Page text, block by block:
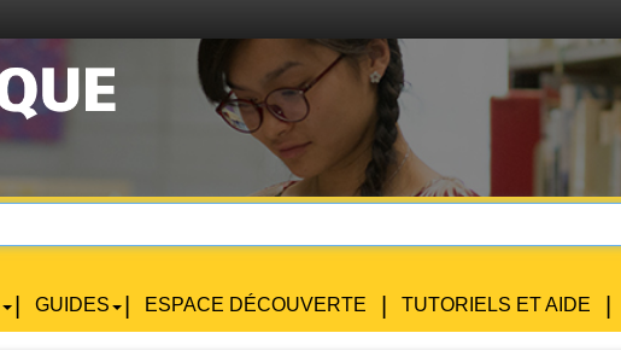
GUIDES ESPACE DÉCOUVERTE TUTORIELS ET AIDE